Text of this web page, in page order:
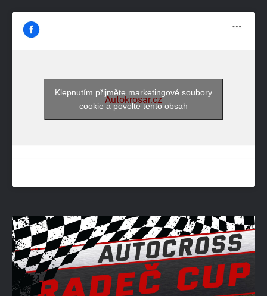
Autokrosar.cz
Klepnutím přijměte marketingové soubory
cookie a povolte tento obsah